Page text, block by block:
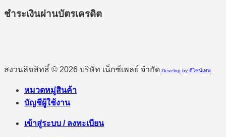
ชำระเงินผ่านบัตรเครดิต
สงวนลิขสิทธิ์ © 2026 บริษัท เน็กซ์เพลย์ จำกัด Develop by ดีไซน์เทพ
หมวดหมู่สินค้า
บัญชีผู้ใช้งาน
เข้าสู่ระบบ / ลงทะเบียน